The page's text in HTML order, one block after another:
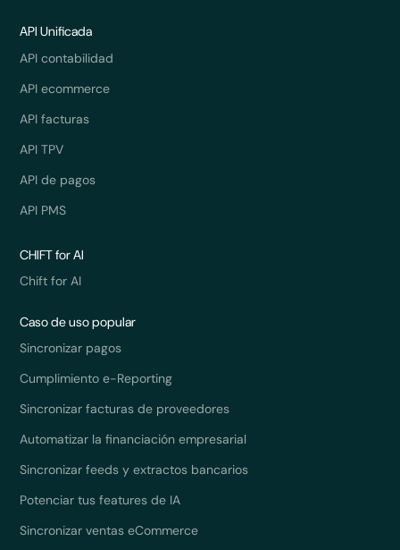
API Unificada
API contabilidad
API ecommerce
API facturas
API TPV
API de pagos
API PMS
CHIFT for AI
Chift for AI
Caso de uso popular
Sincronizar pagos
Cumplimiento e-Reporting
Sincronizar facturas de proveedores
Automatizar la financiación empresarial
Sincronizar feeds y extractos bancarios
Potenciar tus features de IA
Sincronizar ventas eCommerce